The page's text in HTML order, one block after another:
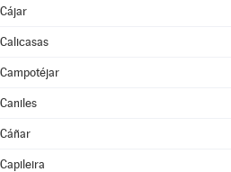
Cájar
Calicasas
Campotéjar
Caniles
Cáñar
Capileira